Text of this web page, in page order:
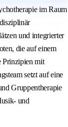
im Raum
und integrierter
die auf einem
Prinzipien mit
setzt auf eine
Gruppentherapie
und